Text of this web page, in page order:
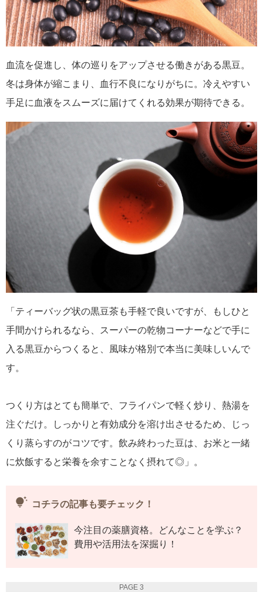
血流を促進し、体の巡りをアップさせる働きがある黒豆。
冬は身体が縮こまり、血行不良になりがちに。冷えやすい
手足に血液をスムーズに届けてくれる効果が期待できる。
「ティーバッグ状の黒豆茶も手軽で良いですが、もしひと
手間かけられるなら、スーパーの乾物コーナーなどで手に
入る黒豆からつくると、風味が格別で本当に美味しいんで
す。
つくり方はとても簡単で、フライパンで軽く炒り、熱湯を
注ぐだけ。しっかりと有効成分を溶け出させるため、じっ
くり蒸らすのがコツです。飲み終わった豆は、お米と一緒
に炊飯すると栄養を余すことなく摂れて◎」。
tips_and_updates コチラの記事も要チェック！
今注目の薬膳資格。どんなことを学ぶ？
費用や活用法を深掘り！
PAGE 3